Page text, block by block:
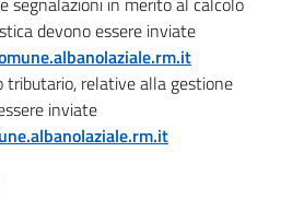
devono essere inviate
tributario, relative alla gestione
inviate